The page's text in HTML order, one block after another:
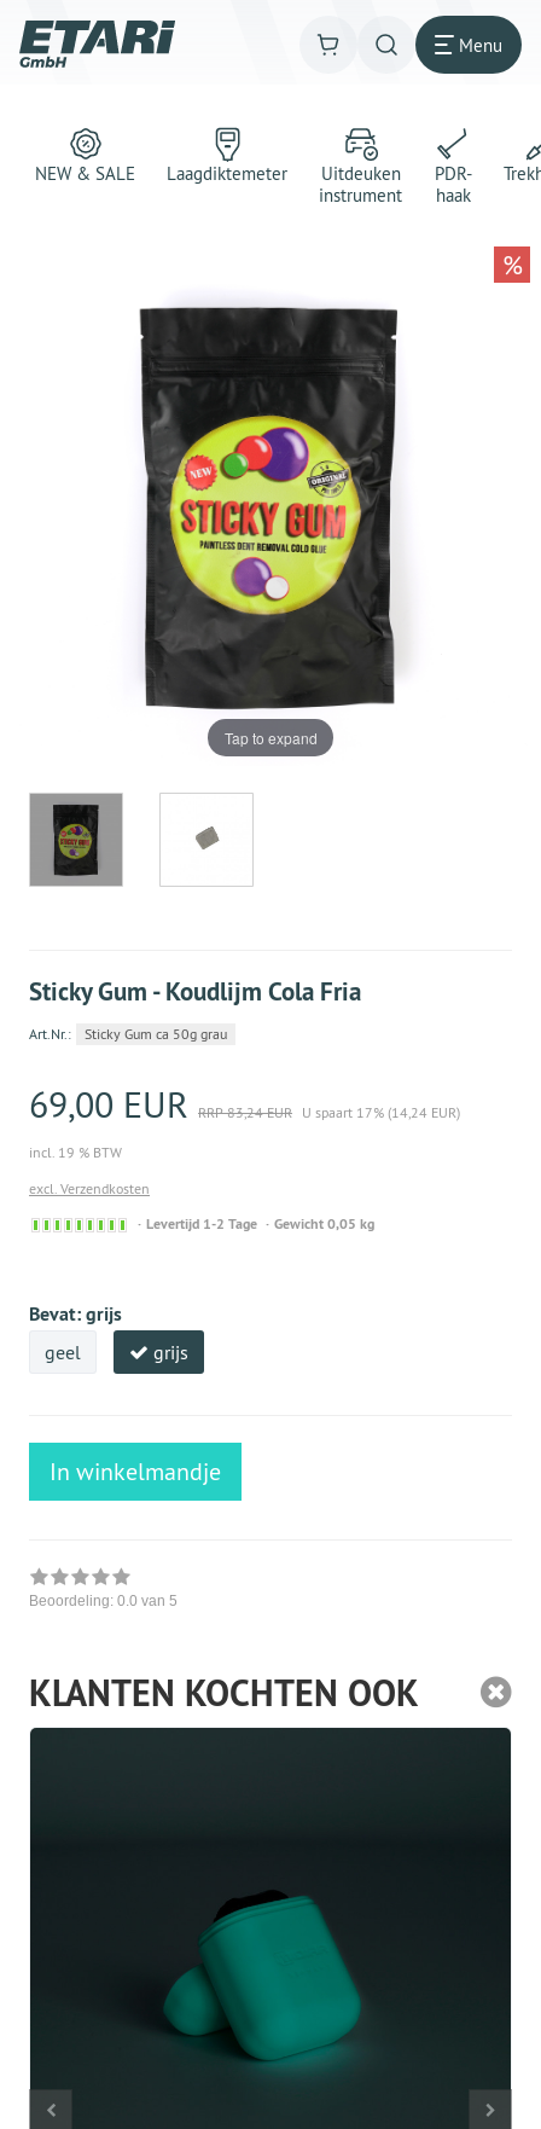
Menu
NEW & SALE Laagdiktemeter
Uitdeuken
instrument
PDR-
haak
Tap to expand
%
Sticky Gum - Koudlijm Cola Fria
Art.Nr.: Sticky Gum ca 50g grau
69,00 EUR RRP 83,24 EUR U spaart 17% (14,24 EUR)
incl. 19 % BTW
excl. Verzendkosten
Sofort
Levertijd 1-2 Tage Gewicht 0,05 kg
Bevat:grijs
geel grijs
In winkelmandje
Beoordeling: 0.0 van 5
KLANTEN KOCHTEN OOK